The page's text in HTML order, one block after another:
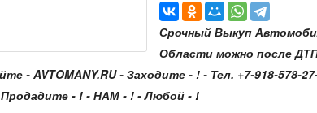
Срочный Выкуп
Области можно после
- AVTOMANY.RU - Заходите - ! - Тел. +7-918-
- ! - НАМ - ! - Любой - !